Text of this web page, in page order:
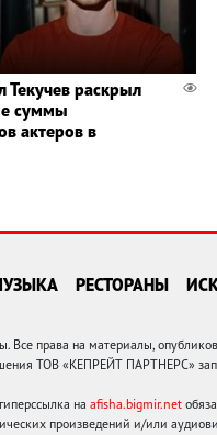
Текучев раскрыл
суммы
актеров в
РЕСТОРАНЫ
права на материалы,
ТОВ «КЕПРЕЙТ ПАРТНЕРС»
на afisha.bigmir.net
произведений и/или